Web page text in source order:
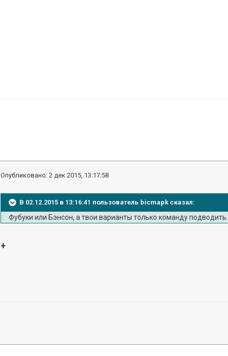
Опубликовано:2 дек 2015, 13:17:58
В 02.12.2015 в 13:16:41 пользователь bicmapk сказал:
Фубуки или Бэнсон, а твои варианты только команду подводить...
+